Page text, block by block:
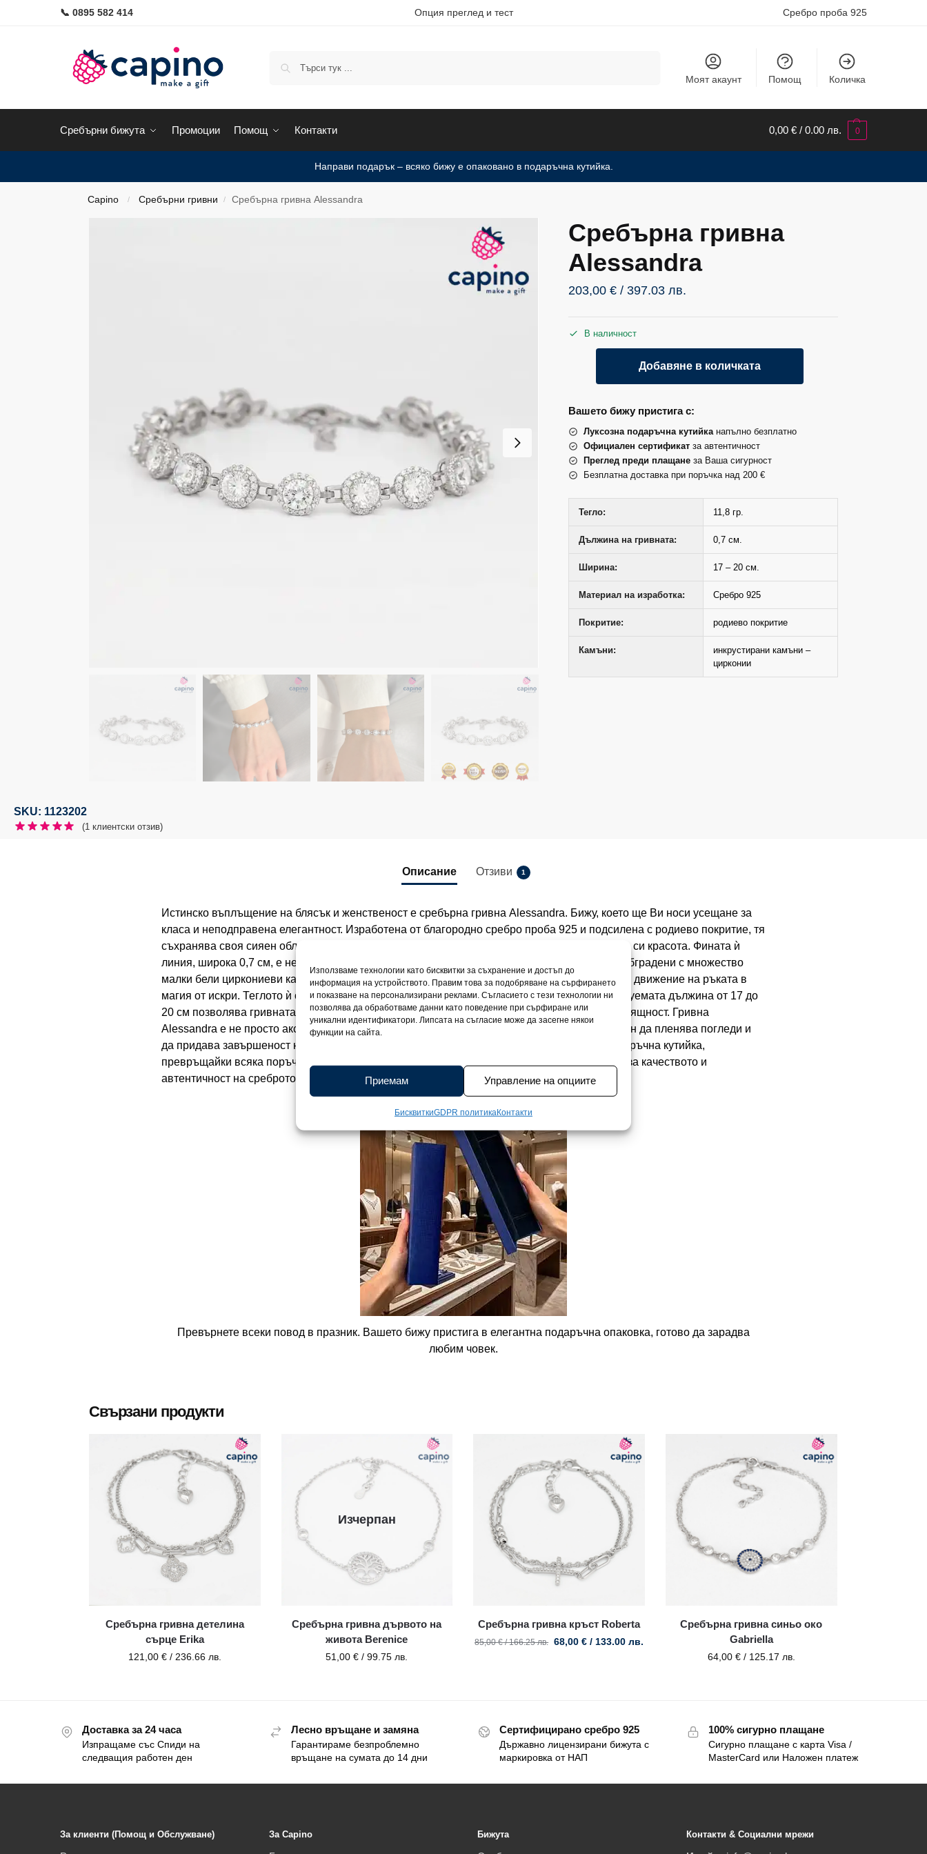
Използваме технологии като бисквитки за съхранение и достъп до
информация на устройството. Правим това за подобряване на сърфирането
и показване на персонализирани реклами. Съгласието с тези технологии ни
позволява да обработваме данни като поведение при сърфиране или
уникални идентификатори. Липсата на съгласие може да засегне някои
функции на сайта.
Приемам Управление на опциите
БисквиткиGDPR политикаКонтакти
📞 0895 582 414 Опция преглед и тест Сребро проба 925
Моят акаунт Помощ Количка
Сребърни бижута Промоции Помощ Контакти 0,00 € / 0.00 лв. 0
Направи подарък – всяко бижу е опаковано в подаръчна кутийка.
Capino / Сребърни гривни / Сребърна гривна Alessandra
Сребърна гривна
Alessandra
203,00€ / 397.03 лв.
В наличност
Добавяне в количката
Вашето бижу пристига с:
Луксозна подаръчна кутийка напълно безплатно
Официален сертификат за автентичност
Преглед преди плащане за Ваша сигурност
Безплатна доставка при поръчка над 200 €
Тегло: 11,8 гр.
Дължина на гривната: 0,7 см.
Ширина: 17 – 20 см.
Материал на изработка: Сребро 925
Покритие: родиево покритие
Камъни:
инкрустирани камъни –
цирконии
SKU: 1123202
(1 клиентски отзив)
Описание Отзиви 1
Истинско въплъщение на блясък и женственост е сребърна гривна Alessandra. Бижу, което ще Ви носи усещане за
класа и неподправена елегантност. Изработена от благородно сребро проба 925 и подсилена с родиево покритие, тя
съхранява своя сияен облик и остава устойчива на времето, като запазва първоначалната си красота. Фината ѝ
линия, широка 0,7 см, е нежно изваяна и богато инкрустирана с големи кръгли цирконии, обградени с множество
малки бели циркониеви камъчета, които са като хиляди малки огледала и превръщат всяко движение на ръката в
магия от искри. Теглото ѝ от 11,8 грама придава приятно усещане за стабилност, а регулируемата дължина от 17 до
20 см позволява гривната да прилепне съвършено към китката, като подчертае нейната изящност. Гривна
Alessandra е не просто аксесоар, а израз на стил и внимание. Всеки неин детайл е създаден да пленява погледи и
да придава завършеност на всяка визия. Гривната пристига от Capino.bg в елегантна подаръчна кутийка,
превръщайки всяка поръчка в специален жест, и е придружена от официален сертификат за качеството и
автентичност на среброто – гаранция за изискан произход и трайна стойност.
Превърнете всеки повод в празник. Вашето бижу пристига в елегантна подаръчна опаковка, готово да зарадва
любим човек.
Свързани продукти
Сребърна гривна детелина
сърце Erika
121,00 € / 236.66 лв.
Изчерпан
Сребърна гривна дървото на
живота Berenice
51,00€ / 99.75 лв.
Сребърна гривна кръст Roberta
85,00€ / 166.25 лв. 68,00€ / 133.00 лв.
Сребърна гривна синьо око
Gabriella
64,00 € / 125.17 лв.
Доставка за 24 часа
Изпращаме със Спиди на
следващия работен ден
Лесно връщане и замяна
Гарантираме безпроблемно
връщане на сумата до 14 дни
Сертифицирано сребро 925
Държавно лицензирани бижута с
маркировка от НАП
100% сигурно плащане
Сигурно плащане с карта Visa /
MasterCard или Наложен платеж
За клиенти (Помощ и Обслужване) За Capino Бижута Контакти & Социални мрежи